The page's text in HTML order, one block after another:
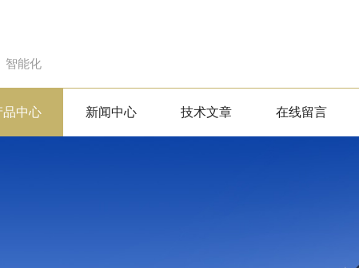
智能化
品中心 新闻中心 技术文章 在线留言